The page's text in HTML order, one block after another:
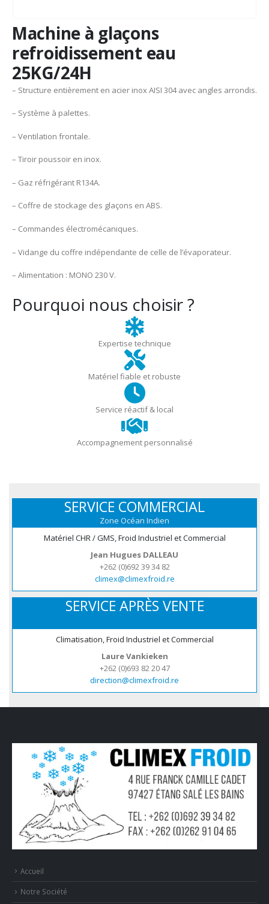
Machine à glaçons
refroidissement eau
25KG/24H
– Structure entièrement en acier inox AISI 304 avec angles arrondis.
– Système à palettes.
– Ventilation frontale.
– Tiroir poussoir en inox.
– Gaz réfrigérant R134A.
– Coffre de stockage des glaçons en ABS.
– Commandes électromécaniques.
– Vidange du coffre indépendante de celle de l’évaporateur.
– Alimentation : MONO 230 V.
Pourquoi nous choisir ?
Expertise technique
Matériel fiable et robuste
Service réactif & local
Accompagnement personnalisé
SERVICE COMMERCIAL
Zone Océan Indien
Matériel CHR / GMS, Froid Industriel et Commercial
Jean Hugues DALLEAU
+262 (0)692 39 34 82
climex@climexfroid.re
SERVICE APRÈS VENTE
Climatisation, Froid Industriel et Commercial
Laure Vankieken
+262 (0)693 82 20 47
direction@climexfroid.re
Accueil
Notre Société